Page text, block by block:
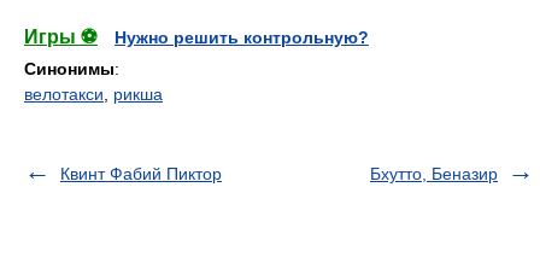
Игры ⚽
Нужно решить контрольную?
Синонимы:
велотакси
рикша
Квинт Фабий Пиктор Бхутто, Беназир